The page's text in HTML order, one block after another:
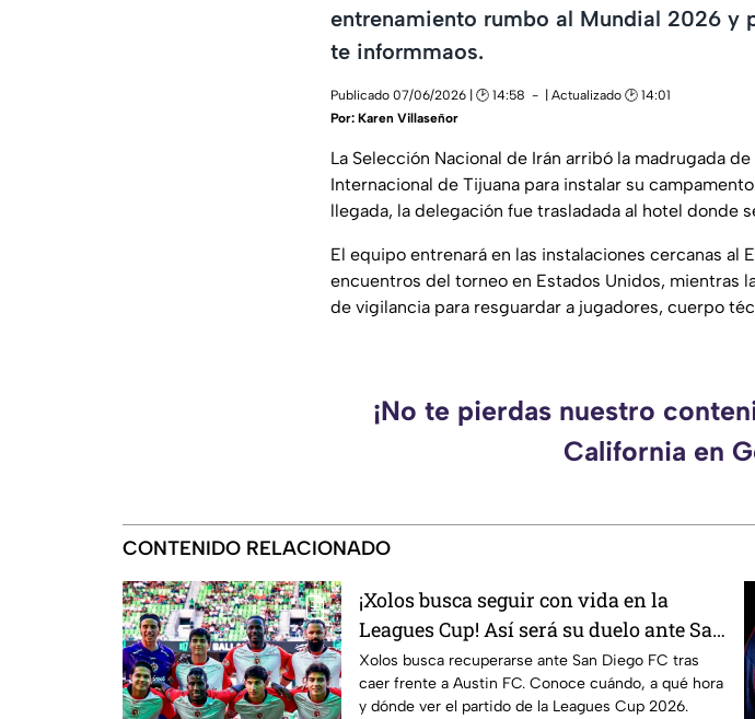
entrenamiento rumbo al Mundial 2026 y
te informmaos.
Publicado 07/06/2026 | 🕑 14:58
| Actualizado 🕑 14:01
Por: Karen Villaseñor
La Selección Nacional de Irán arribó la madrugada
Internacional de Tijuana para instalar su
llegada, la delegación fue trasladada al hotel donde
El equipo entrenará en las instalaciones cercanas
encuentros del torneo en Estados Unidos, mientras
de vigilancia para resguardar a jugadores, cuerpo
¡No te pierdas nuestro
California en
CONTENIDO RELACIONADO
¡Xolos busca seguir con vida en la
Leagues Cup! Así será su duelo ante San
Diego FC
Xolos busca recuperarse ante San Diego FC tras
caer frente a Austin FC. Conoce cuándo, a qué hora
y dónde ver el partido de la Leagues Cup 2026.